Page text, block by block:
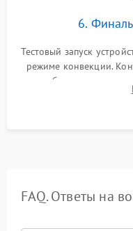
6.
Тестовый запуск
режиме конвекции.
срабатывания
температуры и
FAQ. Ответы на